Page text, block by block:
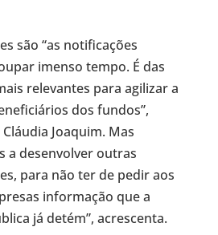
são “as notificações
imenso tempo. É das
relevantes para agilizar a
dos fundos”,
Joaquim. Mas
a desenvolver outras
para não ter de pedir aos
informação que a
já detém”, acrescenta.